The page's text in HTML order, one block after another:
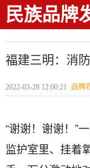
民族品牌
福建三明：消
2022-03-28 12:00:21 品牌
“谢谢！谢谢！”
监护室里、挂着